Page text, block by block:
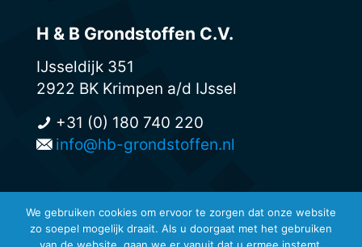
H & B Grondstoffen C.V.
IJsseldijk 351
2922 BK Krimpen a/d IJssel
+31 (0) 180 740 220
info@hb-grondstoffen.nl
© H & B Grondstoffen -
We gebruiken cookies om ervoor te zorgen dat onze website
zo soepel mogelijk draait. Als u doorgaat met het gebruiken